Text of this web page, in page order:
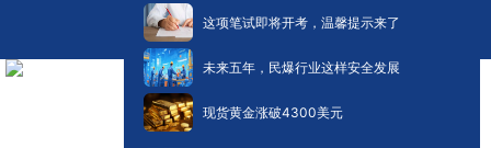
这项笔试即将开考，温馨提示来了
未来五年，民爆行业这样安全发展
现货黄金涨破4300美元